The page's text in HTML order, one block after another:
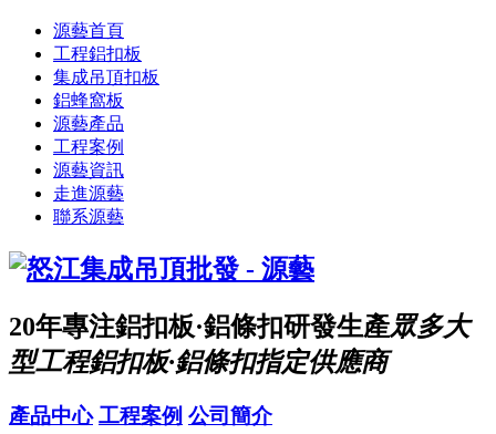
源藝首頁
工程鋁扣板
集成吊頂扣板
鋁蜂窩板
源藝產品
工程案例
源藝資訊
走進源藝
聯系源藝
20年專注鋁扣板·鋁條扣研發生產眾多大
型工程鋁扣板·鋁條扣指定供應商
產品中心 工程案例 公司簡介